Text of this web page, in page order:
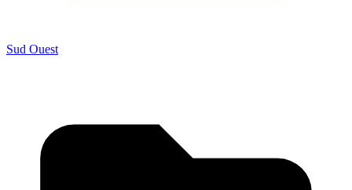
Sud Ouest